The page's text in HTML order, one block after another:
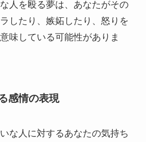
人を殴る夢は、あなたがその
したり、嫉妬したり、怒りを
味している可能性がありま
感情の表現
な人に対するあなたの気持ち